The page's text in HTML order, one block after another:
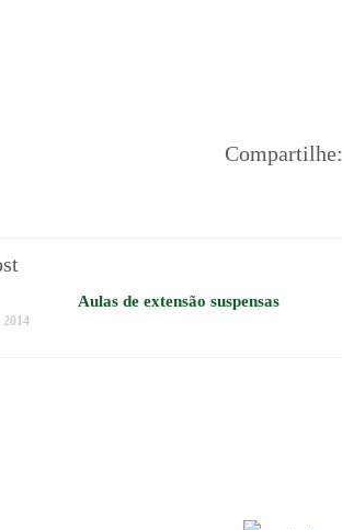
Compartilhe:
Aulas de extensão suspensas
2014